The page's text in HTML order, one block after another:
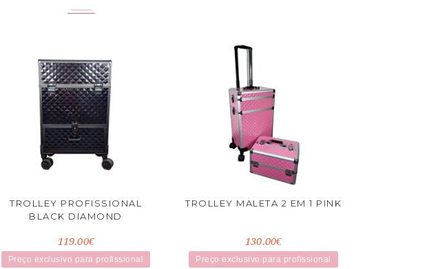
TROLLEY PROFISSIONAL
BLACK DIAMOND
119.00€
Preço exclusivo para profissional
TROLLEY MALETA 2 EM 1 PINK
130.00€
Preço exclusivo para profissional